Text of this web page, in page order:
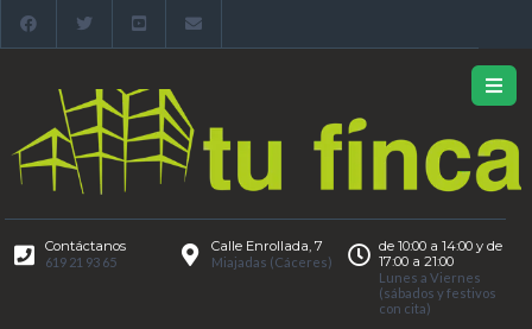
Contáctanos
619 21 93 65
Calle Enrollada, 7
Miajadas (Cáceres)
de 10:00 a 14:00 y de
17:00 a 21:00
Lunes a Viernes
(sábados y festivos
con cita)